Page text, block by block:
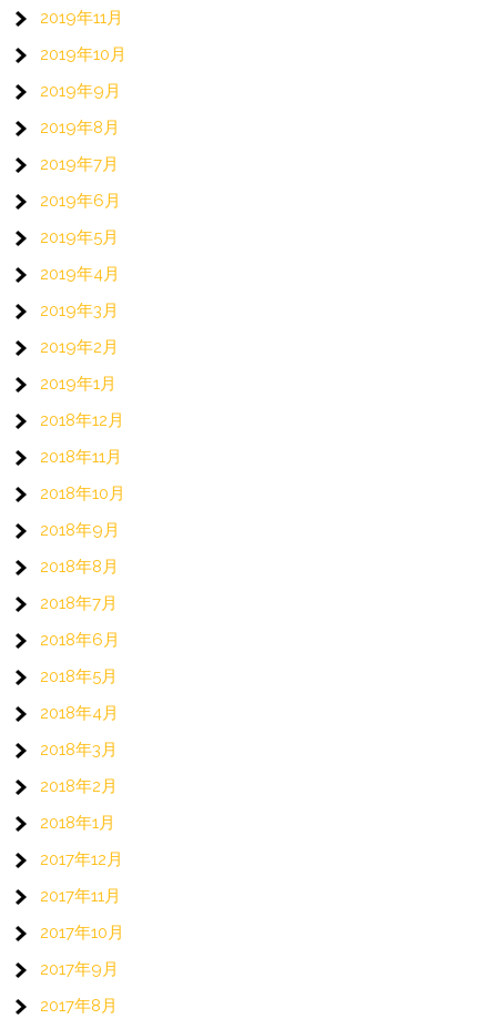
2019年11月
2019年10月
2019年9月
2019年8月
2019年7月
2019年6月
2019年5月
2019年4月
2019年3月
2019年2月
2019年1月
2018年12月
2018年11月
2018年10月
2018年9月
2018年8月
2018年7月
2018年6月
2018年5月
2018年4月
2018年3月
2018年2月
2018年1月
2017年12月
2017年11月
2017年10月
2017年9月
2017年8月